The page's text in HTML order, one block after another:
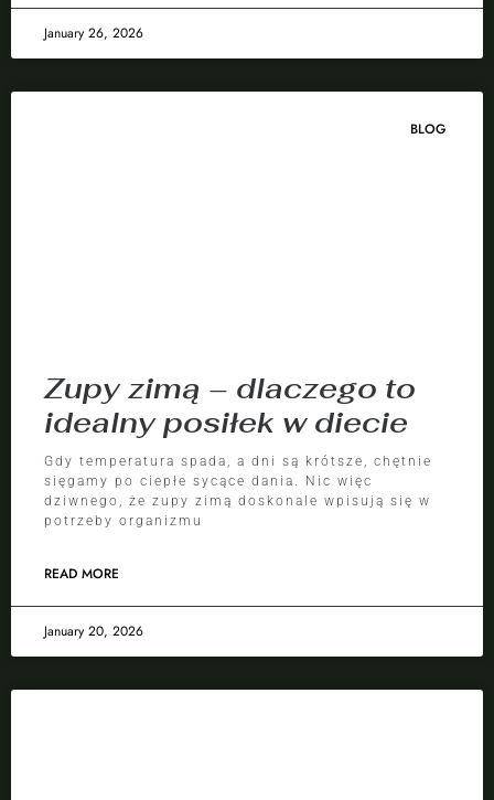
January 26, 2026
BLOG
Zupy zimą – dlaczego to
idealny posiłek w diecie
Gdy temperatura spada, a dni są krótsze, chętnie
sięgamy po ciepłe sycące dania. Nic więc
dziwnego, że zupy zimą doskonale wpisują się w
potrzeby organizmu
READ MORE
January 20, 2026